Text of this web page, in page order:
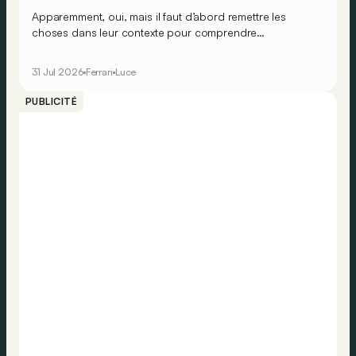
Apparemment, oui, mais il faut d’abord remettre les
choses dans leur contexte pour comprendre
31 Jul 2026 Ferrari Luce
PUBLICITÉ